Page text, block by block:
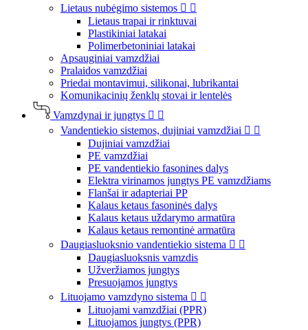
Lietaus nubėgimo sistemos  
Lietaus trapai ir rinktuvai
Plastikiniai latakai
Polimerbetoniniai latakai
Apsauginiai vamzdžiai
Pralaidos vamzdžiai
Priedai montavimui, silikonai, lubrikantai
Komunikacinių ženklų stovai ir lentelės
Vamzdynai ir jungtys  
Vandentiekio sistemos, dujiniai vamzdžiai  
Dujiniai vamzdžiai
PE vamzdžiai
PE vandentiekio fasonines dalys
Elektra virinamos jungtys PE vamzdžiams
Flanšai ir adapteriai PP
Kalaus ketaus fasoninės dalys
Kalaus ketaus uždarymo armatūra
Kalaus ketaus remontinė armatūra
Daugiasluoksnio vandentiekio sistema  
Daugiasluoksnis vamzdis
Užveržiamos jungtys
Presuojamos jungtys
Lituojamo vamzdyno sistema  
Lituojami vamzdžiai (PPR)
Lituojamos jungtys (PPR)